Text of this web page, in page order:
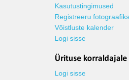
Kasutustingimused
Registreeru fotograafiks
Võistluste kalender
Logi sisse
Ürituse korraldajale
Logi sisse